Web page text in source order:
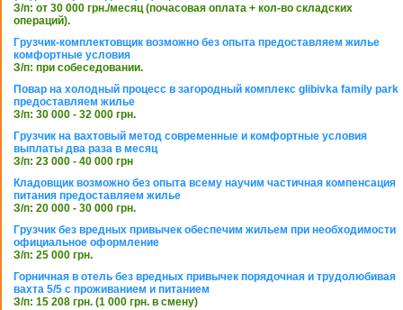
З/п: от 30 000 грн./месяц (почасовая оплата + кол-во складских
операций).
Грузчик-комплектовщик возможно без опыта предоставляем жилье
комфортные условия
З/п: при собеседовании.
Повар на холодный процесс в загородный комплекс glibivka family park
предоставляем жилье
З/п: 30 000 - 32 000 грн.
Грузчик на вахтовый метод современные и комфортные условия
выплаты два раза в месяц
З/п: 23 000 - 40 000 грн
Кладовщик возможно без опыта всему научим частичная компенсация
питания предоставляем жилье
З/п: 20 000 - 30 000 грн.
Грузчик без вредных привычек обеспечим жильем при необходимости
официальное оформление
З/п: 25 000 грн.
Горничная в отель без вредных привычек порядочная и трудолюбивая
вахта 5/5 с проживанием и питанием
З/п: 15 208 грн. (1 000 грн. в смену)